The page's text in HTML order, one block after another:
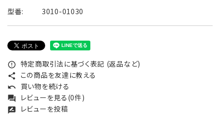
型番: 3010-01030
error_outline 特定商取引法に基づく表記 (返品など)
share この商品を友達に教える
undo 買い物を続ける
forum レビューを見る(0件)
rate_review レビューを投稿